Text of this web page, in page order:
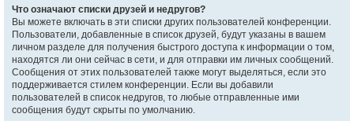
Что означают списки друзей и недругов?
Вы можете включать в эти списки других пользователей конференции.
Пользователи, добавленные в список друзей, будут указаны в вашем
личном разделе для получения быстрого доступа к информации о том,
находятся ли они сейчас в сети, и для отправки им личных сообщений.
Сообщения от этих пользователей также могут выделяться, если это
поддерживается стилем конференции. Если вы добавили
пользователей в список недругов, то любые отправленные ими
сообщения будут скрыты по умолчанию.